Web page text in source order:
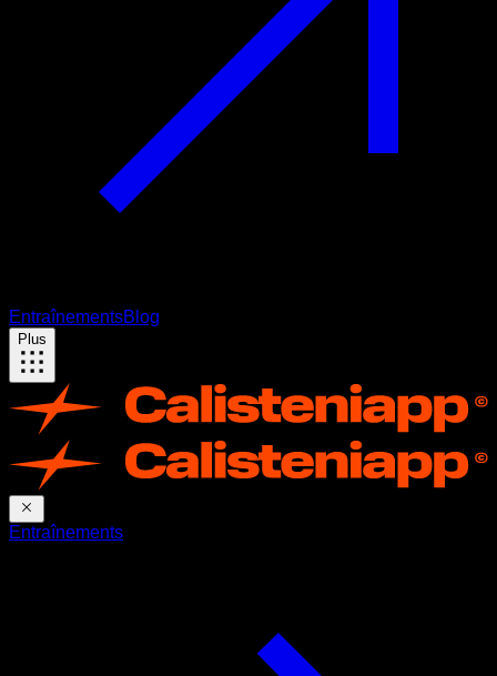
EntraînementsBlog
Plus
Entraînements